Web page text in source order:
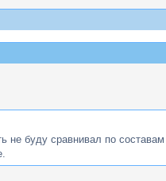
не буду сравнивал по